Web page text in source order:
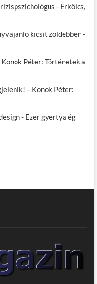
- Erkölcs,
kicsit zöldebben-
Péter: Történetek a
– Konok Péter:
- Ezer gyertya ég